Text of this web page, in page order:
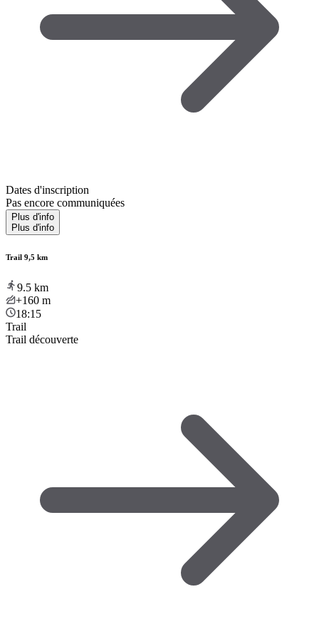
Dates d'inscription
Pas encore communiquées
Plus d'info
Plus d'info
Trail 9,5 km
9.5 km
+160 m
18:15
Trail
Trail découverte